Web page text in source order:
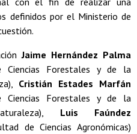
definidos por el Ministerio de
Jaime Hernández Palma
Forestales y de la
Cristián Estades Marfán
Forestales y de la
Luis Faúndez
de Ciencias Agronómicas)